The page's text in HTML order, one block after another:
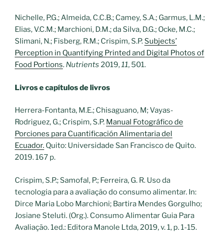
Nichelle, P.G.; Almeida, C.C.B.; Camey, S.A.; Garmus, L.M.;
Elias, V.C.M.; Marchioni, D.M.; da Silva, D.G.; Ocke, M.C.;
Slimani, N.; Fisberg, R.M.; Crispim, S.P. Subjects’
Perception in Quantifying Printed and Digital Photos of
Food Portions. Nutrients 2019,11, 501.
Livros e capítulos de livros
Herrera-Fontanta, M.E.; Chisaguano, M; Vayas-
Rodriguez, G.; Crispim, S.P. Manual Fotográfico de
Porciones para Cuantificación Alimentaria del
Ecuador. Quito: Universidade San Francisco de Quito.
2019. 167 p.
Crispim, S.P.; Samofal, P.; Ferreira, G. R. Uso da
tecnologia para a avaliação do consumo alimentar. In:
Dirce Maria Lobo Marchioni; Bartira Mendes Gorgulho;
Josiane Steluti. (Org.). Consumo Alimentar Guia Para
Avaliação. 1ed.: Editora Manole Ltda, 2019, v. 1, p. 1-15.